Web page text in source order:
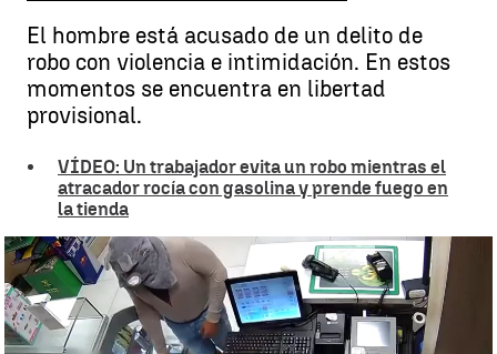
El hombre está acusado de un delito de
robo con violencia e intimidación. En estos
momentos se encuentra en libertad
provisional.
VÍDEO: Un trabajador evita un robo mientras el
atracador rocía con gasolina y prende fuego en
la tienda
Un hombre atraca una gasolinera disfrazado con un peluche que
encontró en la basura